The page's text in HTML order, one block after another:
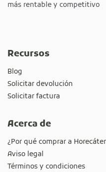
más rentable y competitivo
Recursos
Blog
Solicitar devolución
Solicitar factura
Acerca de
¿Por qué comprar a
Aviso legal
Términos y condiciones